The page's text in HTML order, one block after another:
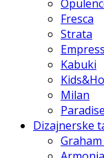
Fresca
Strata
Empress
Kabuki
Milan
Paradise
Dizajnerske